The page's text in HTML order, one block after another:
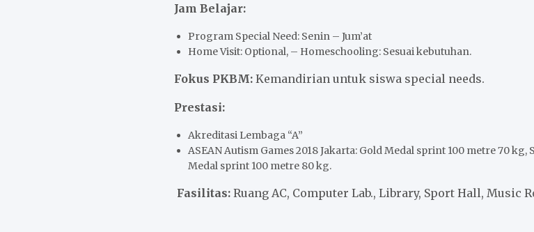
Jam Belajar:
Program Special Need: Senin – Jum’at
Home Visit: Optional, – Homeschooling: Sesuai kebutuhan.
Fokus PKBM: Kemandirian untuk siswa special needs.
Prestasi:
Akreditasi Lembaga “A”
ASEAN Autism Games 2018 Jakarta: Gold Medal sprint 100 metre 70
Medal sprint 100 metre 80 kg.
Fasilitas: Ruang AC, Computer Lab., Library, Sport Hall, Music